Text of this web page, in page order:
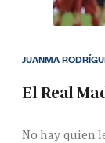
El Real
No hay quien
JUANMA